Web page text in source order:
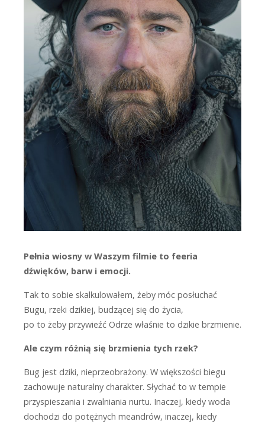
Pełnia wiosny w Waszym filmie to feeria
dźwięków, barw i emocji.
Tak to sobie skalkulowałem, żeby móc posłuchać
Bugu, rzeki dzikiej, budzącej się do życia,
po to żeby przywieźć Odrze właśnie to dzikie brzmienie.
Ale czym różnią się brzmienia tych rzek?
Bug jest dziki, nieprzeobrażony. W wię­kszości biegu
zachowuje naturalny charakter. Słychać to w tempie
przyspieszania i zwalniania nurtu. Inaczej, kiedy woda
dochodzi do potężnych meandrów, inaczej, kiedy